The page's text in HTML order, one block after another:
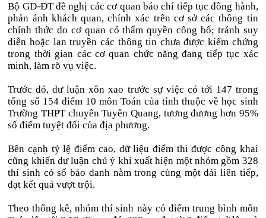
Bộ GD-ĐT đề nghị các cơ quan báo chí tiếp tục đồng hành,
phản ánh khách quan, chính xác trên cơ sở các thông tin
chính thức do cơ quan có thẩm quyền công bố; tránh suy
diễn hoặc lan truyền các thông tin chưa được kiểm chứng
trong thời gian các cơ quan chức năng đang tiếp tục xác
minh, làm rõ vụ việc.
Trước đó, dư luận xôn xao trước sự việc có tới 147 trong
tổng số 154 điểm 10 môn Toán của tỉnh thuộc về học sinh
Trường THPT chuyên Tuyên Quang, tương đương hơn 95%
số điểm tuyệt đối của địa phương.
Bên cạnh tỷ lệ điểm cao, dữ liệu điểm thi được công khai
cũng khiến dư luận chú ý khi xuất hiện một nhóm gồm 328
thí sinh có số báo danh nằm trong cùng một dải liên tiếp,
đạt kết quả vượt trội.
Theo thống kê, nhóm thí sinh này có điểm trung bình môn